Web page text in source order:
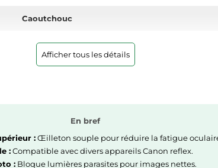
Caoutchouc
Afficher tous les détails
En bref
:Œilleton souple pour réduire la fatigue
:Compatible avec divers appareils Canon reflex.
:Bloque lumières parasites pour images nettes.